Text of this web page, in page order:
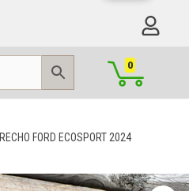
0
FORD ECOSPORT 2024